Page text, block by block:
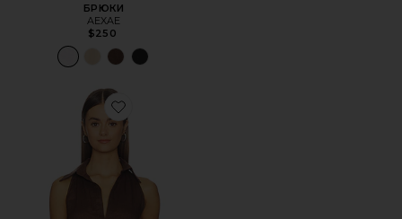
БРЮКИ
AEXAE
$250
Favorite БЕЗРУКАВКА